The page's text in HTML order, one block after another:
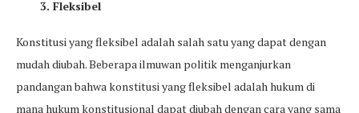
3. Fleksibel
Konstitusi yang fleksibel adalah salah satu yang dapat dengan
mudah diubah. Beberapa ilmuwan politik menganjurkan
pandangan bahwa konstitusi yang fleksibel adalah hukum di
mana hukum konstitusional dapat diubah dengan cara yang sama